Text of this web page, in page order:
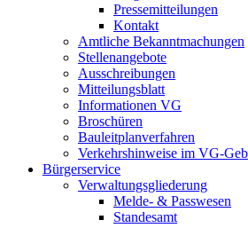
Pressemitteilungen
Kontakt
Amtliche Bekanntmachungen
Stellenangebote
Ausschreibungen
Mitteilungsblatt
Informationen VG
Broschüren
Bauleitplanverfahren
Verkehrshinweise im VG-
Bürgerservice
Verwaltungsgliederung
Melde- & Passwesen
Standesamt